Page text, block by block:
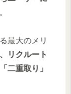
最大のメリ
リクルート
二重取り」